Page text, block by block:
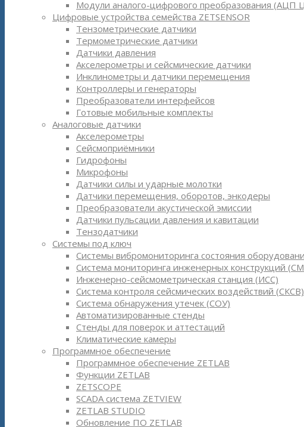
Модули аналого-цифрового преобразования (АЦП
Цифровые устройства семейства ZETSENSOR
Тензометрические датчики
Термометрические датчики
Датчики давления
Акселерометры и сейсмические датчики
Инклинометры и датчики перемещения
Контроллеры и генераторы
Преобразователи интерфейсов
Готовые мобильные комплекты
Аналоговые датчики
Акселерометры
Сейсмоприёмники
Гидрофоны
Микрофоны
Датчики силы и ударные молотки
Датчики перемещения, оборотов, энкодеры
Преобразователи акустической эмиссии
Датчики пульсации давления и кавитации
Тензодатчики
Системы под ключ
Системы вибромониторинга состояния
Система мониторинга инженерных конструкций
Инженерно-сейсмометрическая станция (ИСС)
Система контроля сейсмических воздействий (СКСВ)
Система обнаружения утечек (СОУ)
Автоматизированные стенды
Стенды для поверок и аттестаций
Климатические камеры
Программное обеспечение
Программное обеспечение ZETLAB
Функции ZETLAB
ZETSCOPE
SCADA система ZETVIEW
ZETLAB STUDIO
Обновление ПО ZETLAB